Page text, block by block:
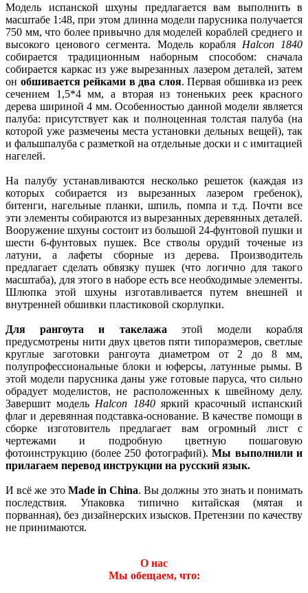
Модель испанской шхуны предлагается вам выполнить в
масштабе 1:48, при этом длинна модели парусника получается
750 мм, что более привычно для моделей кораблей среднего и
высокого ценового сегмента. Модель корабля Halcon 1840
собирается традиционным наборным способом: сначала
собирается каркас из уже вырезанных лазером деталей, затем
он обшивается рейками в два слоя. Первая обшивка из реек
сечением 1,5*4 мм, а вторая из тоненьких реек красного
дерева шириной 4 мм. Особенностью данной модели является
палуба: присутствует как и полноценная толстая палуба (на
которой уже размечены места установки дельных вещей), так
и фальшпалуба с разметкой на отдельные доски и с имитацией
нагелей.
На палубу устанавливаются несколько решеток (каждая из
которых собирается из вырезанных лазером гребенок),
битенги, нагельные планки, шпиль, помпа и т.д. Почти все
эти элементы собираются из вырезанных деревянных деталей.
Вооружение шхуны состоит из большой 24-фунтовой пушки и
шести 6-фунтовых пушек. Все стволы орудий точеные из
латуни, а лафеты сборные из дерева. Производитель
предлагает сделать обвязку пушек (что логично для такого
масштаба), для этого в наборе есть все необходимые элементы.
Шлюпка этой шхуны изготавливается путем внешней и
внутренней обшивки пластиковой скорлупки.
Для рангоута и такелажа этой модели корабля
предусмотрены нити двух цветов пяти типоразмеров, светлые
круглые заготовки рангоута диаметром от 2 до 8 мм,
полупрофессиональные блоки и юферсы, латунные рымы. В
этой модели парусника даны уже готовые паруса, что сильно
обрадует моделистов, не расположенных к швейному делу.
Завершит модель Halcon 1840яркий красочный испанский
флаг и деревянная подставка-основание. В качестве помощи в
сборке изготовитель предлагает вам огромный лист с
чертежами и подробную цветную пошаговую
фотоинструкцию (более 250 фотографий). Мы выполнили и
прилагаем перевод инструкции на русский язык.
И всё же это Made in China. Вы должны это знать и понимать
последствия. Упаковка типично китайская (мятая и
порванная), без дизайнерских изысков. Претензии по качеству
не принимаются.
О нас
Мы обещаем, что: